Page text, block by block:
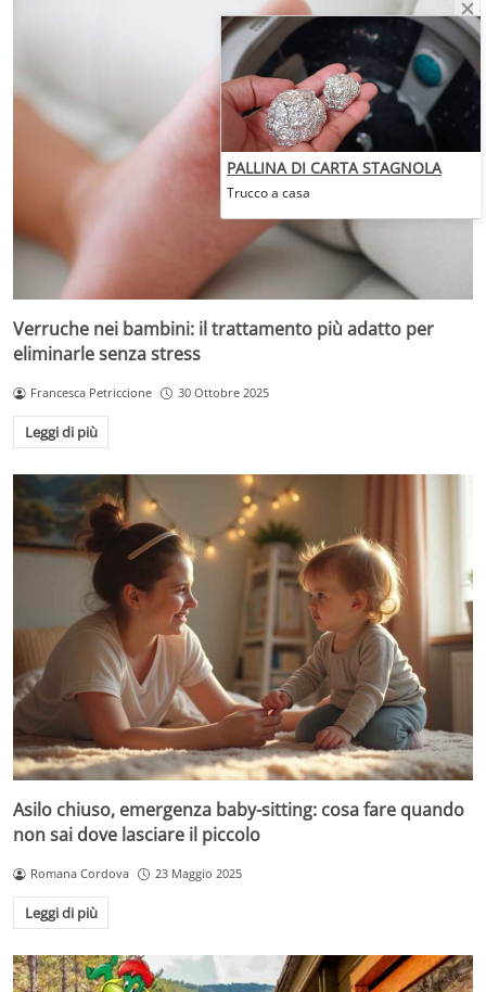
Verruche nei bambini: il trattamento più adatto per
eliminarle senza stress
Francesca Petriccione 30 Ottobre 2025
Leggi di più
Asilo chiuso, emergenza baby-sitting: cosa fare quando
non sai dove lasciare il piccolo
Romana Cordova 23 Maggio 2025
Leggi di più
PALLINA DI CARTA STAGNOLA
Trucco a casa